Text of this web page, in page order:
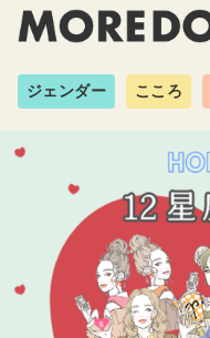
ジェンダー こころ